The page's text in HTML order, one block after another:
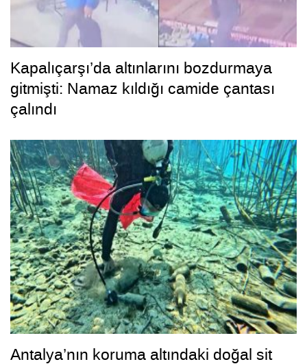
Kapalıçarşı’da altınlarını bozdurmaya
gitmişti: Namaz kıldığı camide çantası
çalındı
Antalya’nın koruma altındaki doğal sit